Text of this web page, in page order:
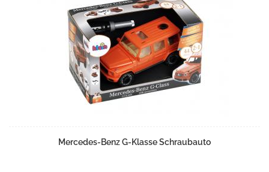
Mercedes-Benz G-Klasse Schraubauto